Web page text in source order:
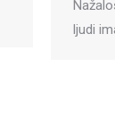
ljudi